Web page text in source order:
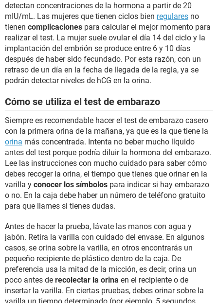
detectan concentraciones de la hormona a partir de 20
mIU/mL. Las mujeres que tienen ciclos bien regulares no
tienen complicaciones para calcular el mejor momento para
realizar el test. La mujer suele ovular el día 14 del ciclo y la
implantación del embrión se produce entre 6 y 10 días
después de haber sido fecundado. Por esta razón, con un
retraso de un día en la fecha de llegada de la regla, ya se
podrán detectar niveles de hCG en la orina.
Cómo se utiliza el test de embarazo
Siempre es recomendable hacer el test de embarazo casero
con la primera orina de la mañana, ya que es la que tiene la
orina más concentrada. Intenta no beber mucho líquido
antes del test porque podría diluir la hormona del embarazo.
Lee las instrucciones con mucho cuidado para saber cómo
debes recoger la orina, el tiempo que tienes que orinar en la
varilla y conocer los símbolos para indicar si hay embarazo
o no. En la caja debe haber un número de teléfono gratuito
para que llames si tienes dudas.
Antes de hacer la prueba, lávate las manos con agua y
jabón. Retira la varilla con cuidado del envase. En algunos
casos, se orina sobre la varilla, en otros encontrarás un
pequeño recipiente de plástico dentro de la caja. De
preferencia usa la mitad de la micción, es decir, orina un
poco antes de recolectar la orina en el recipiente o de
insertar la varilla. En ciertas pruebas, debes orinar sobre la